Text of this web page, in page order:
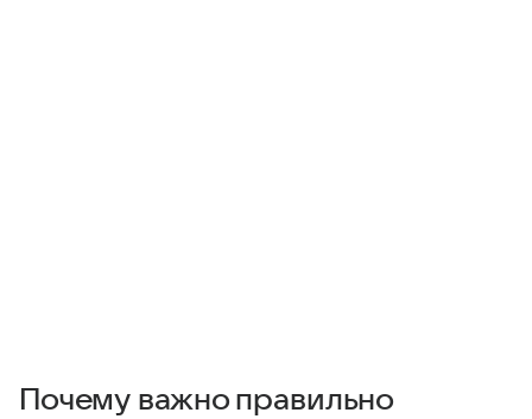
Почему важно правильно